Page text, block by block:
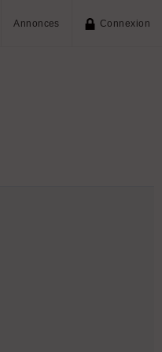
Annonces Connexion